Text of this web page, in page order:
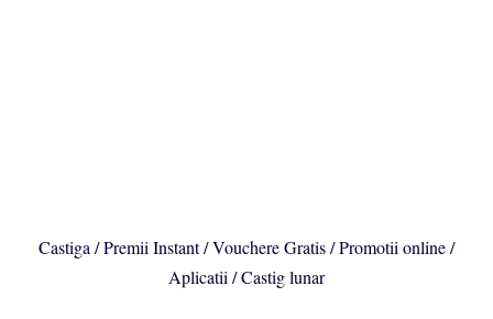
Castiga / Premii Instant / Vouchere Gratis / Promotii online /
Aplicatii / Castig lunar